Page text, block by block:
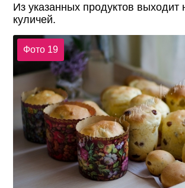
Из указанных продуктов выходит
куличей.
Фото 19